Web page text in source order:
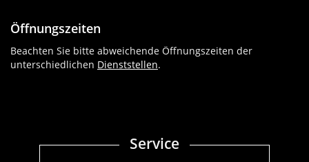
Öffnungszeiten
Beachten Sie bitte abweichende Öffnungszeiten der
unterschiedlichen Dienststellen.
Service